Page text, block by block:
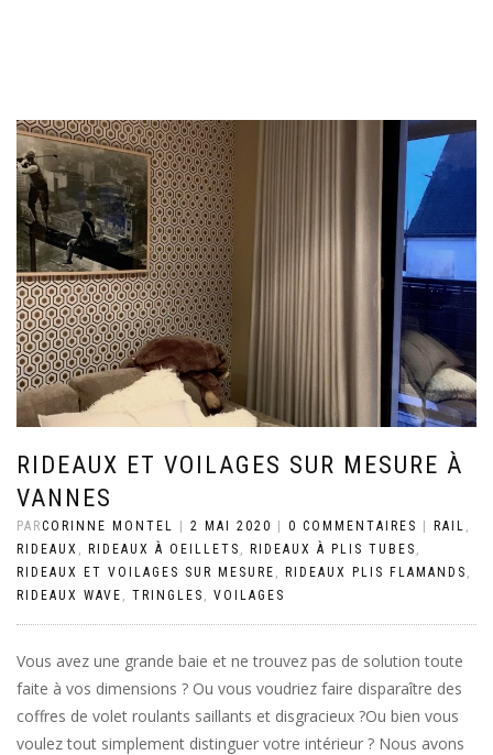
RIDEAUX ET VOILAGES SUR MESURE À
VANNES
PARCORINNE MONTEL | 2 MAI 2020 | 0 COMMENTAIRES | RAIL
RIDEAUX
RIDEAUX À OEILLETS RIDEAUX À PLIS TUBES
RIDEAUX ET VOILAGES SUR MESURE
RIDEAUX PLIS FLAMANDS
RIDEAUX WAVE
TRINGLES VOILAGES
Vous avez une grande baie et ne trouvez pas de solution toute
faite à vos dimensions ? Ou vous voudriez faire disparaître des
coffres de volet roulants saillants et disgracieux ?Ou bien vous
voulez tout simplement distinguer votre intérieur ? Nous avons